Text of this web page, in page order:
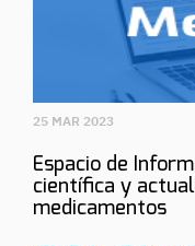
25 MAR 2023
Espacio de
científica y
medicamentos